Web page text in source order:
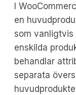
I
en
som
enskilda
behandlar
separata